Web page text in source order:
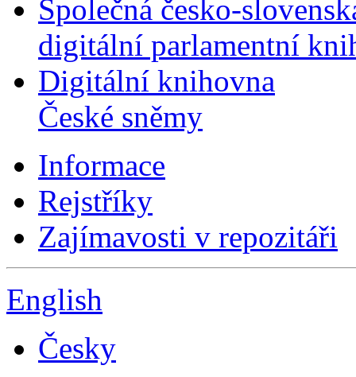
Společná česko-
digitální parlamentní
Digitální knihovna
České sněmy
Informace
Rejstříky
Zajímavosti v repozitáři
English
Česky